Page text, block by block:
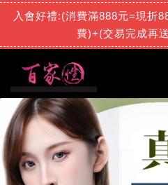
入會好禮:(消費滿888元=現折
費)+(交易完成再